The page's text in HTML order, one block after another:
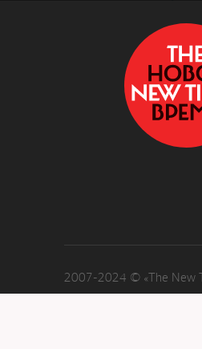
2007-2024 © «The New